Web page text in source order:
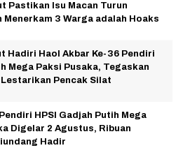
Pastikan Isu Macan Turun
Menerkam 3 Warga adalah Hoaks
Hadiri Haol Akbar Ke-36 Pendiri
Mega Paksi Pusaka, Tegaskan
Pencak Silat
HPSI Gadjah Putih Mega
Digelar 2 Agustus, Ribuan
Hadir